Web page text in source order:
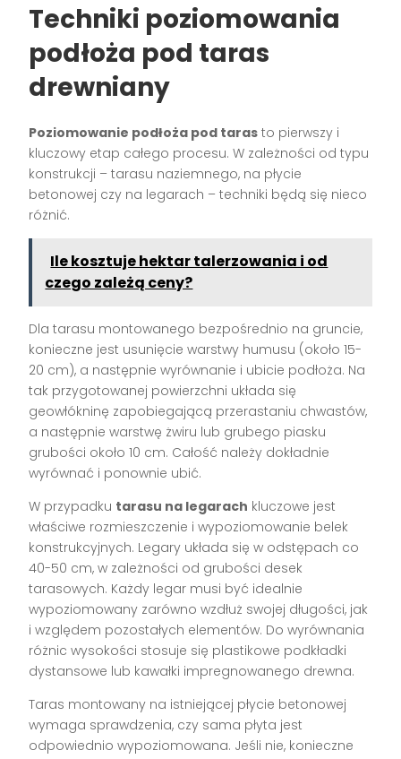
Techniki poziomowania
podłoża pod taras
drewniany
Poziomowanie podłoża pod taras to pierwszy i
kluczowy etap całego procesu. W zależności od typu
konstrukcji – tarasu naziemnego, na płycie
betonowej czy na legarach – techniki będą się nieco
różnić.
Ile kosztuje hektar talerzowania i od
czego zależą ceny?
Dla tarasu montowanego bezpośrednio na gruncie,
konieczne jest usunięcie warstwy humusu (około 15-
20 cm), a następnie wyrównanie i ubicie podłoża. Na
tak przygotowanej powierzchni układa się
geowłókninę zapobiegającą przerastaniu chwastów,
a następnie warstwę żwiru lub grubego piasku
grubości około 10 cm. Całość należy dokładnie
wyrównać i ponownie ubić.
W przypadku tarasu na legarach kluczowe jest
właściwe rozmieszczenie i wypoziomowanie belek
konstrukcyjnych. Legary układa się w odstępach co
40-50 cm, w zależności od grubości desek
tarasowych. Każdy legar musi być idealnie
wypoziomowany zarówno wzdłuż swojej długości, jak
i względem pozostałych elementów. Do wyrównania
różnic wysokości stosuje się plastikowe podkładki
dystansowe lub kawałki impregnowanego drewna.
Taras montowany na istniejącej płycie betonowej
wymaga sprawdzenia, czy sama płyta jest
odpowiednio wypoziomowana. Jeśli nie, konieczne